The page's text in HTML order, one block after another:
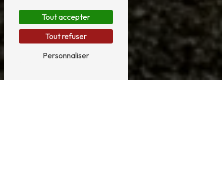
Tout accepter
Tout refuser
Personnaliser